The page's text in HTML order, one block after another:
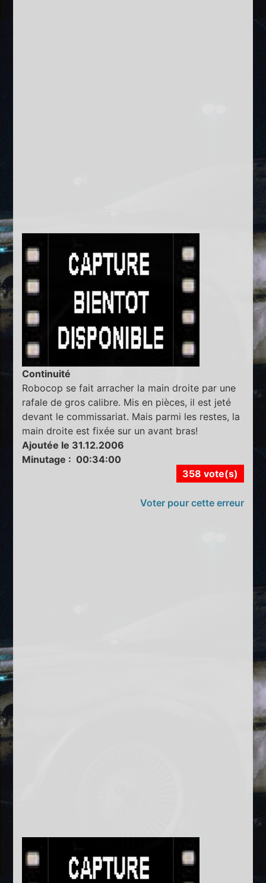
Continuité
Robocop se fait arracher la main droite par une
rafale de gros calibre. Mis en pièces, il est jeté
devant le commissariat. Mais parmi les restes, la
main droite est fixée sur un avant bras!
Ajoutée le 31.12.2006
Minutage : 00:34:00
358 vote(s)
Voter pour cette erreur